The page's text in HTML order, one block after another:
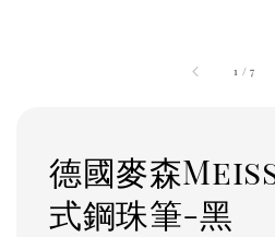
1 /7
德國麥森
式鋼珠筆-黑